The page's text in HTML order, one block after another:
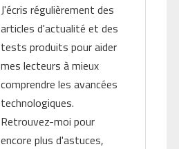
J'écris régulièrement des
articles d'actualité et des
tests produits pour aider
mes lecteurs à mieux
comprendre les avancées
technologiques.
Retrouvez-moi pour
encore plus d'astuces,